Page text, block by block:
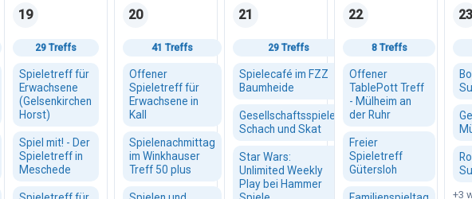
2026
Mittwoch, 19. August 2026
19
29 Treffs
Spieletreff für
Erwachsene
(Gelsenkirchen
Horst)
Spiel mit! - Der
Spieletreff in
Meschede
Donnerstag, 20. August 2026
20
41 Treffs
Offener
Spieletreff für
Erwachsene in
Kall
Spielenachmittag
im Winkhauser
Treff 50 plus
Freitag, 21. August 2026
21
29 Treffs
Spielecafé im FZZ
Baumheide
Gesellschaftsspiele,
Schach und Skat
Star Wars:
Unlimited Weekly
Play bei Hammer
Samstag, 22. August
22
8 Treffs
Offener
TablePott Treff
- Mülheim an
der Ruhr
Freier
Spieletreff
Gütersloh
23
+3